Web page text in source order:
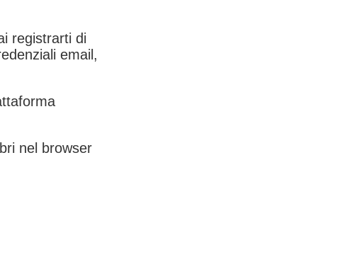
registrarti di
email,
nel browser